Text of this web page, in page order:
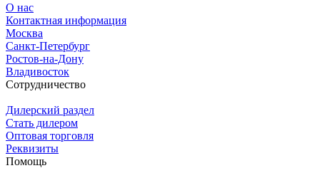
О нас
Контактная информация
Москва
Санкт-Петербург
Ростов-на-Дону
Владивосток
Сотрудничество
Дилерский раздел
Стать дилером
Оптовая торговля
Реквизиты
Помощь